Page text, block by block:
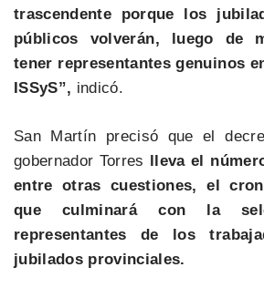
trascendente porque los
públicos volverán, luego de
tener representantes genuinos
ISSyS”, indicó.
San Martín precisó que el
gobernador Torres lleva el
entre otras cuestiones, el
que culminará con la
representantes de los
jubilados provinciales.